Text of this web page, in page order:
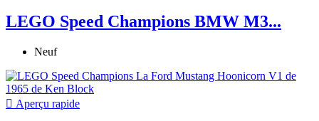
LEGO Speed Champions BMW M3...
Neuf
 Aperçu rapide